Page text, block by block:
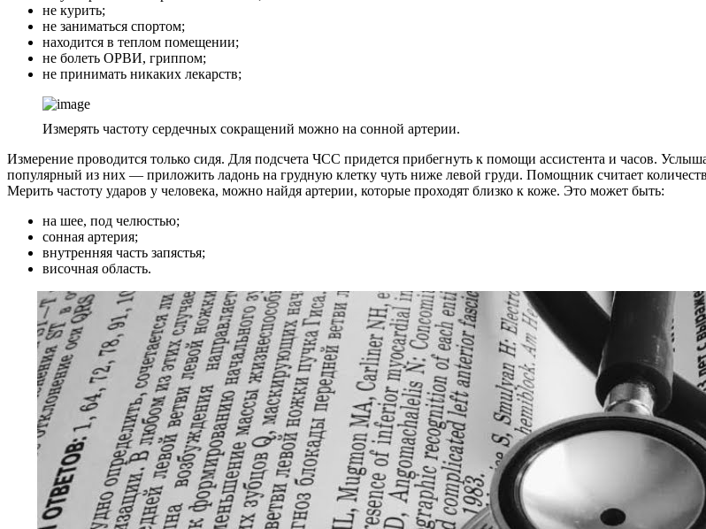
не курить;
не заниматься спортом;
находится в теплом помещении;
не болеть ОРВИ, гриппом;
не принимать никаких лекарств;
Измерять частоту сердечных сокращений можно на сонной артерии.
Измерение проводится только сидя. Для подсчета ЧСС придется прибегнуть к помощи ассистента и часов.
популярный из них — приложить ладонь на грудную клетку чуть ниже левой груди. Помощник считает
Мерить частоту ударов у человека, можно найдя артерии, которые проходят близко к коже. Это может быть:
на шее, под челюстью;
сонная артерия;
внутренняя часть запястья;
височная область.